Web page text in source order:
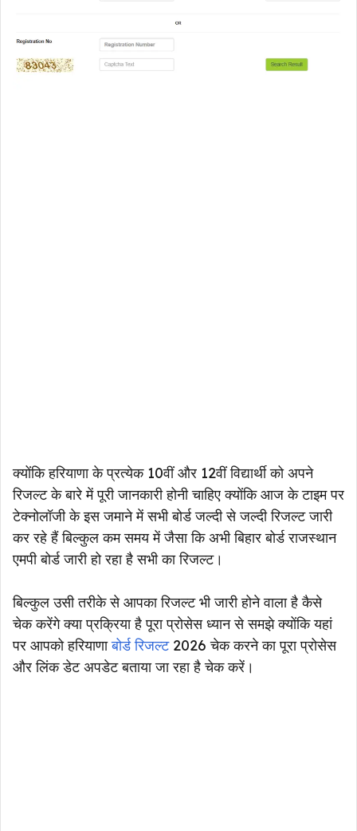
क्योंकि हरियाणा के प्रत्येक 10वीं और 12वीं विद्यार्थी को अपने
रिजल्ट के बारे में पूरी जानकारी होनी चाहिए क्योंकि आज के टाइम पर
टेक्नोलॉजी के इस जमाने में सभी बोर्ड जल्दी से जल्दी रिजल्ट जारी
कर रहे हैं बिल्कुल कम समय में जैसा कि अभी बिहार बोर्ड राजस्थान
एमपी बोर्ड जारी हो रहा है सभी का रिजल्ट।
बिल्कुल उसी तरीके से आपका रिजल्ट भी जारी होने वाला है कैसे
चेक करेंगे क्या प्रक्रिया है पूरा प्रोसेस ध्यान से समझे क्योंकि यहां
पर आपको हरियाणाबोर्ड रिजल्ट2026 चेक करने का पूरा प्रोसेस
और लिंक डेट अपडेट बताया जा रहा है चेक करें।